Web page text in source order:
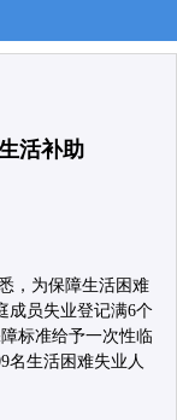
活补助
，为保障生活困难
成员失业登记满6个
标准给予一次性临
名生活困难失业人